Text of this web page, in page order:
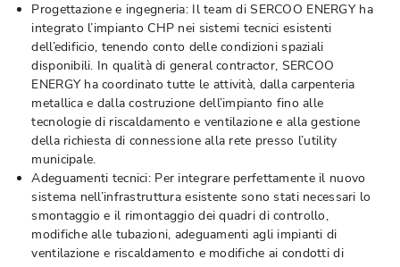
Progettazione e ingegneria: Il team di SERCOO ENERGY ha
integrato l’impianto CHP nei sistemi tecnici esistenti
dell’edificio, tenendo conto delle condizioni spaziali
disponibili. In qualità di general contractor, SERCOO
ENERGY ha coordinato tutte le attività, dalla carpenteria
metallica e dalla costruzione dell’impianto fino alle
tecnologie di riscaldamento e ventilazione e alla gestione
della richiesta di connessione alla rete presso l’utility
municipale.
Adeguamenti tecnici: Per integrare perfettamente il nuovo
sistema nell’infrastruttura esistente sono stati necessari lo
smontaggio e il rimontaggio dei quadri di controllo,
modifiche alle tubazioni, adeguamenti agli impianti di
ventilazione e riscaldamento e modifiche ai condotti di